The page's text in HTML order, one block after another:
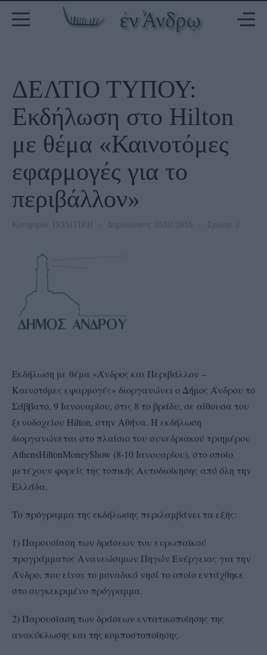
ΔΕΛΤΙΟ ΤΥΠΟΥ:
Εκδήλωση στο Hilton
με θέμα «Καινοτόμες
εφαρμογές για το
περιβάλλον»
Κατηγορία: ΠΟΛΙΤΙΚΗ Δημοσίευση: 05/01/2016 Σχόλια: 2
Εκδήλωση με θέμα «Άνδρος και Περιβάλλον –
Καινοτόμες εφαρμογές» διοργανώνει ο Δήμος Άνδρου το
Σάββατο, 9 Ιανουαρίου, στις 8 το βράδυ, σε αίθουσα του
ξενοδοχείου Hilton, στην Αθήνα. Η εκδήλωση
διοργανώνεται στο πλαίσιο του συνεδριακού τριημέρου
AthensHiltonMoneyShow (8-10 Ιανουαρίου), στο οποίο
μετέχουν φορείς της τοπικής Αυτοδιοίκησης από όλη την
Ελλάδα.
Το πρόγραμμα της εκδήλωσης περιλαμβάνει τα εξής:
1) Παρουσίαση των δράσεων του ευρωπαϊκού
προγράμματος Ανανεώσιμων Πηγών Ενέργειας για την
Άνδρο, που είναι το μοναδικό νησί το οποίο εντάχθηκε
στο συγκεκριμένο πρόγραμμα.
2) Παρουσίαση των δράσεων εντατικοποίησης της
ανακύκλωσης και της κομποστοποίησης.